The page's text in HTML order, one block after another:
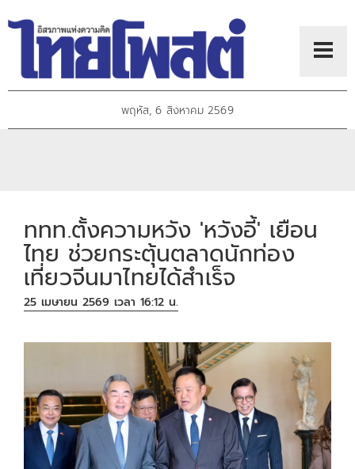
พฤหัส, 6 สิงหาคม 2569
ททท.ตั้งความหวัง 'หวังอี้' เยือน
ไทย ช่วยกระตุ้นตลาดนักท่อง
เที่ยวจีนมาไทยได้สำเร็จ
25 เมษายน 2569 เวลา 16:12 น.